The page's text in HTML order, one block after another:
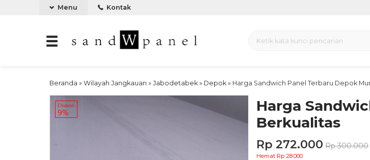
Menu Kontak
Beranda » Wilayah Jangkauan » Jabodetabek » Depok » Harga Sandwich Panel Terbaru Depok
Diskon
9%
Harga
Berkualitas
Rp 272.000 Rp 300.000
Hemat Rp 28.000